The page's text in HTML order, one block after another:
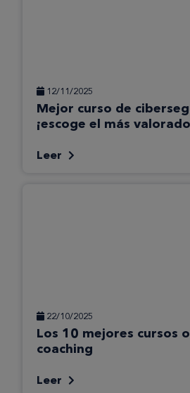
12/11/2025
Mejor curso de
¡escoge el más
Leer
22/10/2025
Los 10 mejores cursos
coaching
Leer